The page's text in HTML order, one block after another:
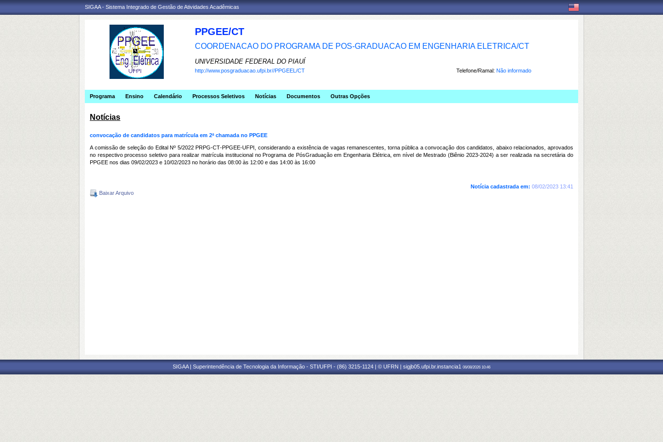
SIGAA - Sistema Integrado de Gestão de Atividades Acadêmicas
PPGEE/CT
COORDENACAO DO PROGRAMA DE POS-GRADUACAO EM ENGENHARIA ELETRICA/CT
UNIVERSIDADE FEDERAL DO PIAUÍ
Telefone/Ramal: Não informado
http://www.posgraduacao.ufpi.br//PPGEEL/CT
Programa Ensino Calendário Processos Seletivos Notícias Documentos Outras Opções
Notícias
convocação de candidatos para matrícula em 2ª chamada no PPGEE
A comissão de seleção do Edital Nº 5/2022 PRPG‐CT‐PPGEE‐UFPI, considerando a existência de vagas remanescentes, torna pública a convocação dos candidatos, abaixo relacionados, aprovados
no respectivo processo seletivo para realizar matrícula institucional no Programa de PósGraduação em Engenharia Elétrica, em nível de Mestrado (Biênio 2023-2024) a ser realizada na secretária do
PPGEE nos dias 09/02/2023 e 10/02/2023 no horário das 08:00 às 12:00 e das 14:00 às 16:00
Notícia cadastrada em: 08/02/2023 13:41
Baixar Arquivo
SIGAA | Superintendência de Tecnologia da Informação - STI/UFPI - (86) 3215-1124 | © UFRN | sigjb05.ufpi.br.instancia1 06/08/2026 10:46